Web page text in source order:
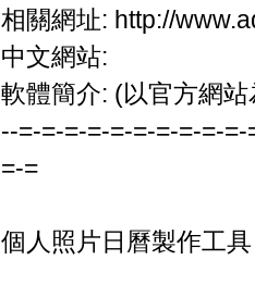
相關網址: http://
中文網站:
軟體簡介: (以官方網站
--=-=-=-=-=-=-=-=-=-
=-=
個人照片日曆製作工